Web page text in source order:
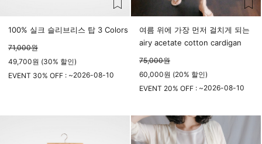
100% 실크 슬리브리스 탑 3 Colors
71,000원
49,700원 (30% 할인)
EVENT 30% OFF : ~2026-08-10
여름 위에 가장 먼저 걸치게 되는
airy acetate cotton cardigan
75,000원
60,000원 (20% 할인)
EVENT 20% OFF : ~2026-08-10